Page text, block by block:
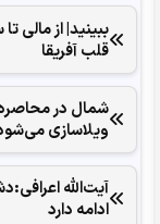
ببینید| از مالی
قلب آفریقا
شمال در
ویلاسازی
آیت‌الله
ادامه دارد